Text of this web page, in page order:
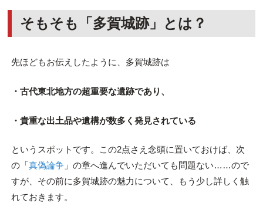
そもそも「多賀城跡」とは？
先ほどもお伝えしたように、多賀城跡は
・古代東北地方の超重要な遺跡であり、
・貴重な出土品や遺構が数多く発見されている
というスポットです。この2点さえ念頭に置いておけば、次
の「真偽論争」の章へ進んでいただいても問題ない……ので
すが、その前に多賀城跡の魅力について、もう少し詳しく触
れておきます。